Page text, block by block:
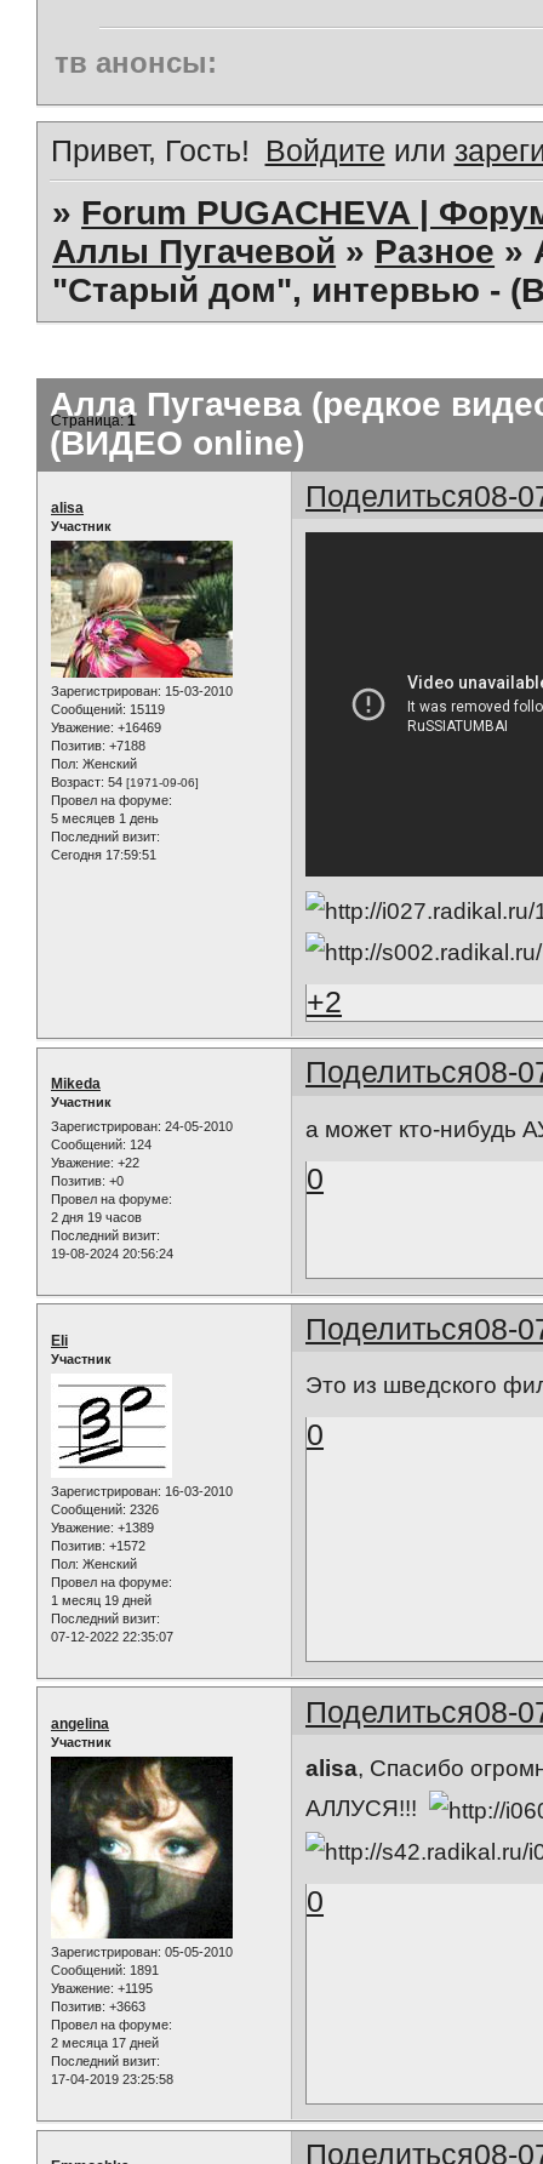
тв анонсы:
Привет, Гость! Войдите или
» Forum PUGACHEVA |
Аллы Пугачевой » Разное »
"Старый дом", интервью -
Алла Пугачева (редкое
(ВИДЕО online)
Страница:1
Поделиться08-
alisa
Участник
Зарегистрирован: 15-03-2010
Сообщений: 15119
Уважение: +16469
Позитив: +7188
Пол: Женский
Возраст: 54 [1971-09-06]
Провел на форуме:
5 месяцев 1 день
Последний визит:
Сегодня 17:59:51
+2
Поделиться08-
Mikeda
Участник
Зарегистрирован: 24-05-2010
Сообщений: 124
Уважение: +22
Позитив: +0
Провел на форуме:
2 дня 19 часов
Последний визит:
19-08-2024 20:56:24
а может кто-нибудь
0
Поделиться08-
Eli
Участник
Зарегистрирован: 16-03-2010
Сообщений: 2326
Уважение: +1389
Позитив: +1572
Пол: Женский
Провел на форуме:
1 месяц 19 дней
Последний визит:
07-12-2022 22:35:07
Это из шведского
0
Поделиться08-
angelina
Участник
Зарегистрирован: 05-05-2010
Сообщений: 1891
Уважение: +1195
Позитив: +3663
Провел на форуме:
2 месяца 17 дней
Последний визит:
17-04-2019 23:25:58
alisa, Спасибо
АЛЛУСЯ!!!
0
Поделиться08-